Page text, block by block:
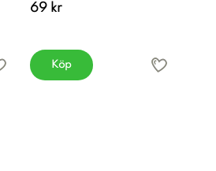
69 kr
Köp